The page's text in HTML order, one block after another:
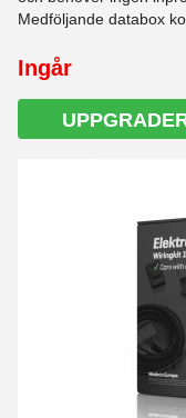
Medföljande databox
Ingår